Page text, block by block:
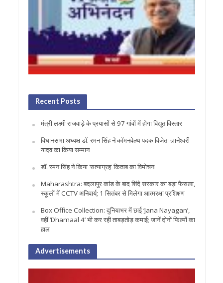
Recent Posts
मंत्री लक्ष्मी राजवाड़े के प्रयासों से 97 गांवों में होगा विद्युत विस्तार
विधानसभा अध्यक्ष डॉ. रमन सिंह ने कॉमनवेल्थ पदक विजेता ज्ञानेश्वरी
यादव का किया सम्मान
डॉ. रमन सिंह ने किया ‘सत्याग्रह‘ किताब का विमोचन
Maharashtra: बदलापुर कांड के बाद शिंदे सरकार का बड़ा फैसला,
स्कूलों में CCTV अनिवार्य; 1 सितंबर से मिलेगा आत्मरक्षा प्रशिक्षण
Box Office Collection: दुनियाभर में छाई ‘Jana Nayagan’,
वहीं ‘Dhamaal 4’ भी कर रही ताबड़तोड़ कमाई; जानें दोनों फिल्मों का
हाल
Advertisements